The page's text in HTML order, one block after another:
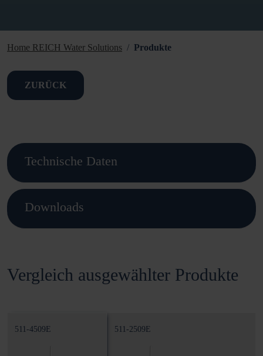
Home REICH Water Solutions Produkte
ZURÜCK
Technische Daten
Downloads
Vergleich ausgewählter Produkte
511-4509E 511-2509E